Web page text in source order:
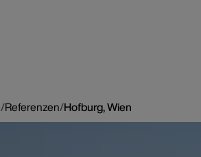
/Referenzen/Hofburg, Wien